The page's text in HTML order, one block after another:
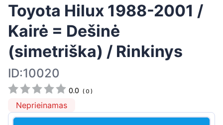
Toyota Hilux 1988-2001 /
Kairė = Dešinė
(simetriška) / Rinkinys
ID:10020
0.0 (0 )
Neprieinamas